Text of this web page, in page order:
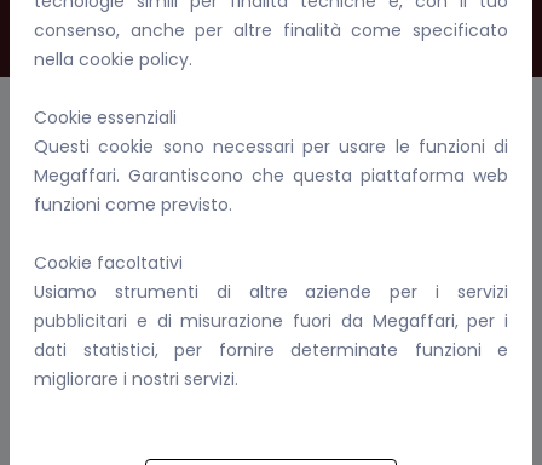
consenso, anche per altre finalità come specificato
nella cookie policy.
Cookie essenziali
Questi cookie sono necessari per usare le funzioni di
Megaffari. Garantiscono che questa piattaforma web
funzioni come previsto.
Cookie facoltativi
Usiamo strumenti di altre aziende per i servizi
pubblicitari e di misurazione fuori da Megaffari, per i
dati statistici, per fornire determinate funzioni e
migliorare i nostri servizi.
Benvenuti in Megaffari, compra, vendi e fai affari!
WhatsApp
P.IVA: 02081690899
Per Conoscerci Meglio